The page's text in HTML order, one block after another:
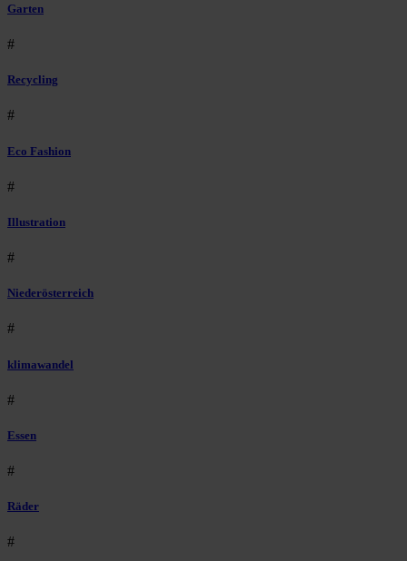
Garten
#
Recycling
#
Eco Fashion
#
Illustration
#
Niederösterreich
#
klimawandel
#
Essen
#
Räder
#